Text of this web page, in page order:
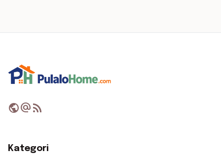
publicalternate_emailrss_feed
Kategori